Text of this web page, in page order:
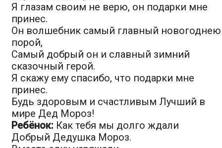
Я глазам своим не верю, он подарки мне
принес.
Он волшебник самый главный новогоднею
порой,
Самый добрый он и славный зимний
сказочный герой.
Я скажу ему спасибо, что подарки мне
принес.
Будь здоровым и счастливым Лучший в
мире Дед Мороз!
Ребёнок: Как тебя мы долго ждали
Добрый Дедушка Мороз.